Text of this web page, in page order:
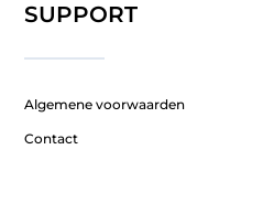
SUPPORT
Algemene voorwaarden
Contact